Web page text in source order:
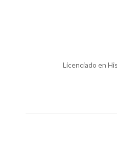
Licenciado en